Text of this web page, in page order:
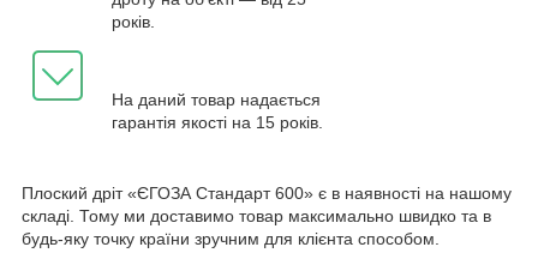
років.
На даний товар надається
гарантія якості на 15 років.
Плоский дріт «ЄГОЗА Стандарт 600» є в наявності на нашому
складі. Тому ми доставимо товар максимально швидко та в
будь-яку точку країни зручним для клієнта способом.